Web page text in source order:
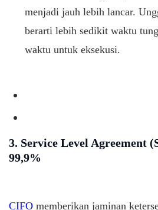
menjadi jauh lebih lancar.
berarti lebih sedikit waktu
waktu untuk eksekusi.
3. Service Level Agreement
99,9%
CIFO memberikan jaminan